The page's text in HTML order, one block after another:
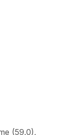
(59.0),